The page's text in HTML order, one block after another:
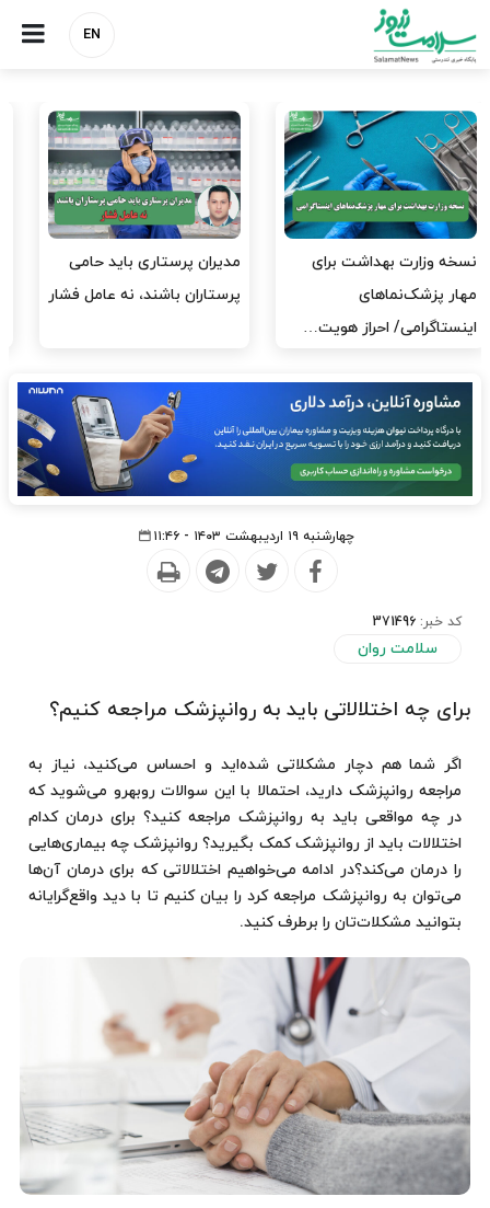
EN
مدیران پرستاری باید حامی
پرستاران باشند، نه عامل فشار
مدیریت سلامت، میدان
آزمون و خطا نیست
چهارشنبه ۱۹ اردیبهشت ۱۴۰۳ - ۱۱:۴۶
کد خبر: 371496
سلامت روان
برای چه اختلالاتی باید به روانپزشک مراجعه کنیم؟
اگر شما هم دچار مشکلاتی شده‌اید و احساس می‌کنید، نیاز به
مراجعه روانپزشک دارید، احتمالا با این سوالات روبه‎رو می‌شوید که
در چه مواقعی باید به روانپزشک مراجعه کنید؟ برای درمان کدام
اختلالات باید از روانپزشک کمک بگیرید؟ روانپزشک چه بیماری‌هایی
را درمان می‌کند؟در ادامه می‌خواهیم اختلالاتی که برای درمان آن‌ها
می‌توان به روانپزشک مراجعه کرد را بیان کنیم تا با دید واقع‌گرایانه
بتوانید مشکلات‌تان را برطرف کنید.